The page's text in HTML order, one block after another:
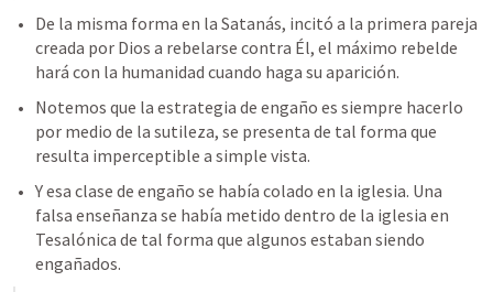
De la misma forma en la Satanás, incitó a la primera pareja
creada por Dios a rebelarse contra Él, el máximo rebelde
hará con la humanidad cuando haga su aparición.
Notemos que la estrategia de engaño es siempre hacerlo
por medio de la sutileza, se presenta de tal forma que
resulta imperceptible a simple vista.
Y esa clase de engaño se había colado en la iglesia. Una
falsa enseñanza se había metido dentro de la iglesia en
Tesalónica de tal forma que algunos estaban siendo
engañados.